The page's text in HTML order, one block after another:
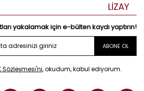
LİZAY
yakalamak için e-bülten kaydı yaptırın!
ABONE OL
Sözleşmesi'ni, okudum, kabul ediyorum.